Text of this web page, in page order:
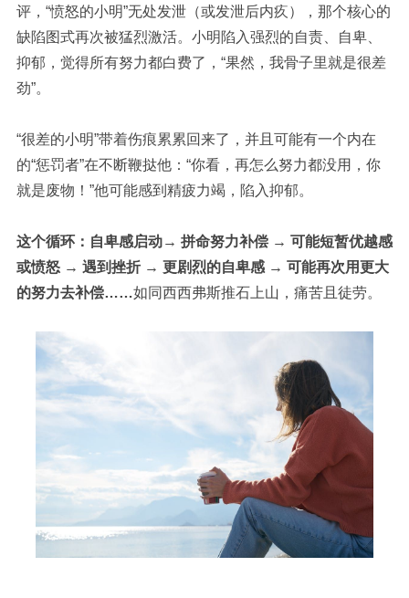
评，“愤怒的小明”无处发泄（或发泄后内疚），那个核心的
缺陷图式再次被猛烈激活。小明陷入强烈的自责、自卑、
抑郁，觉得所有努力都白费了， “果然，我骨子里就是很差
劲”。
“很差的小明”带着伤痕累累回来了，并且可能有一个内在
的“惩罚者”在不断鞭挞他： “你看，再怎么努力都没用，你
就是废物！”他可能感到精疲力竭，陷入抑郁。
这个循环：自卑感启动→ 拼命努力补偿 → 可能短暂优越感
或愤怒 → 遇到挫折 → 更剧烈的自卑感 → 可能再次用更大
的努力去补偿……如同西西弗斯推石上山，痛苦且徒劳。